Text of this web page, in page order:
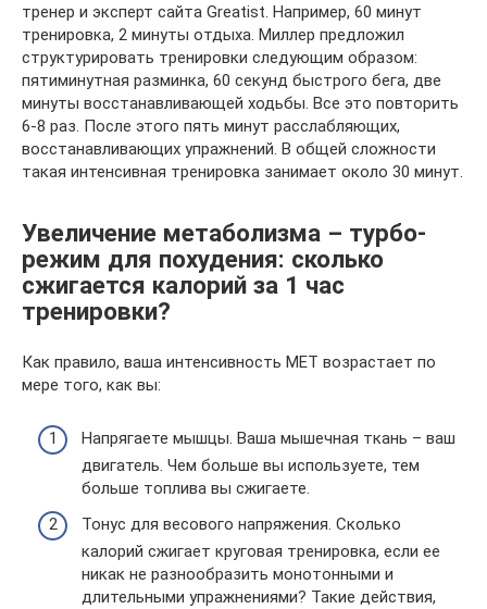
тренер и эксперт сайта Greatist. Например, 60 минут
тренировка, 2 минуты отдыха. Миллер предложил
структурировать тренировки следующим образом:
пятиминутная разминка, 60 секунд быстрого бега, две
минуты восстанавливающей ходьбы. Все это повторить
6-8 раз. После этого пять минут расслабляющих,
восстанавливающих упражнений. В общей сложности
такая интенсивная тренировка занимает около 30 минут.
Увеличение метаболизма – турбо-
режим для похудения: сколько
сжигается калорий за 1 час
тренировки?
Как правило, ваша интенсивность MET возрастает по
мере того, как вы:
Напрягаете мышцы. Ваша мышечная ткань – ваш
двигатель. Чем больше вы используете, тем
больше топлива вы сжигаете.
Тонус для весового напряжения. Сколько
калорий сжигает круговая тренировка, если ее
никак не разнообразить монотонными и
длительными упражнениями? Такие действия,